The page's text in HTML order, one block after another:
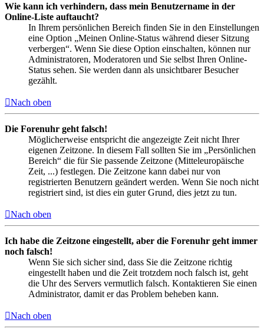
Wie kann ich verhindern, dass mein Benutzername in der
Online-Liste auftaucht?
In Ihrem persönlichen Bereich finden Sie in den Einstellungen
eine Option „Meinen Online-Status während dieser Sitzung
verbergen“. Wenn Sie diese Option einschalten, können nur
Administratoren, Moderatoren und Sie selbst Ihren Online-
Status sehen. Sie werden dann als unsichtbarer Besucher
gezählt.
Nach oben
Die Forenuhr geht falsch!
Möglicherweise entspricht die angezeigte Zeit nicht Ihrer
eigenen Zeitzone. In diesem Fall sollten Sie im „Persönlichen
Bereich“ die für Sie passende Zeitzone (Mitteleuropäische
Zeit, ...) festlegen. Die Zeitzone kann dabei nur von
registrierten Benutzern geändert werden. Wenn Sie noch nicht
registriert sind, ist dies ein guter Grund, dies jetzt zu tun.
Nach oben
Ich habe die Zeitzone eingestellt, aber die Forenuhr geht immer
noch falsch!
Wenn Sie sich sicher sind, dass Sie die Zeitzone richtig
eingestellt haben und die Zeit trotzdem noch falsch ist, geht
die Uhr des Servers vermutlich falsch. Kontaktieren Sie einen
Administrator, damit er das Problem beheben kann.
Nach oben